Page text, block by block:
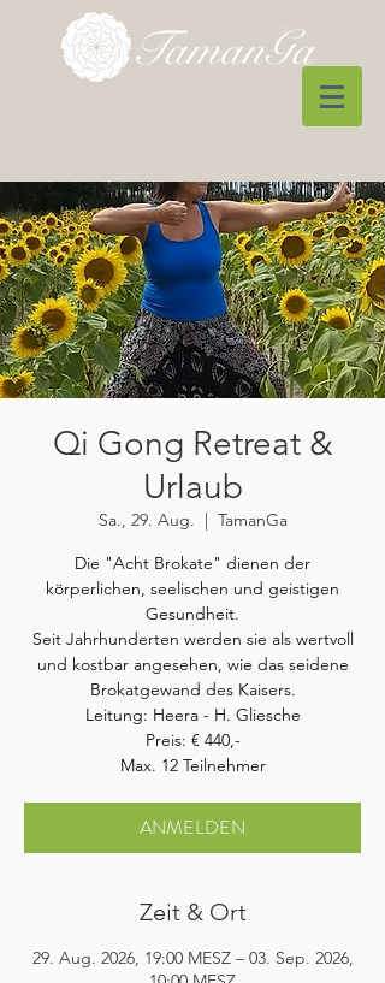
Qi Gong Retreat &
Urlaub
Sa., 29. Aug.
  |
TamanGa
Die "Acht Brokate" dienen der
körperlichen, seelischen und geistigen
Gesundheit.
Seit Jahrhunderten werden sie als wertvoll
und kostbar angesehen, wie das seidene
Brokatgewand des Kaisers.
Leitung: Heera - H. Gliesche
Preis: € 440,-
Max. 12 Teilnehmer
ANMELDEN
Zeit & Ort
29. Aug. 2026, 19:00 MESZ – 03. Sep. 2026,